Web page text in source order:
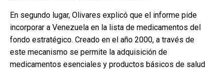
En segundo lugar, Olivares explicó que el informe pide
incorporar a Venezuela en la lista de medicamentos del
fondo estratégico. Creado en el año 2000, a través de
este mecanismo se permite la adquisición de
medicamentos esenciales y productos básicos de salud